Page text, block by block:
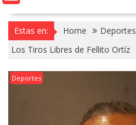
Estas en: Home
Deportes
Los Tiros Libres de Fellito Ortíz
Deportes